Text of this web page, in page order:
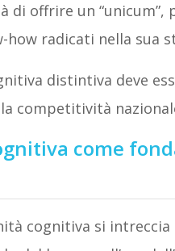
di offrire un
how radicati nella sua
distintiva deve
competitività
come
cognitiva si